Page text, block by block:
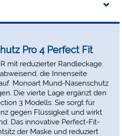
ohne Nickel hergestellt.
Pro 4 Perfect Fit
mit reduzierter Randleckage.
die Innenseite
Monoart Mund-Nasenschutz
Die vierte Lage ergänzt den
3 Modells. Sie sorgt für
gegen Flüssigkeit und wirkt
Das innovative Perfect-Fit-
der Maske und reduziert